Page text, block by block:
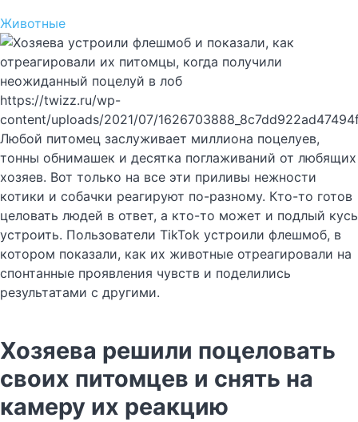
Животные
https://twizz.ru/wp-
content/uploads/2021/07/
Любой питомец заслуживает миллиона поцелуев,
тонны обнимашек и десятка поглаживаний от любящих
хозяев. Вот только на все эти приливы нежности
котики и собачки реагируют по-разному. Кто-то готов
целовать людей в ответ, а кто-то может и подлый кусь
устроить. Пользователи TikTok устроили флешмоб, в
котором показали, как их животные отреагировали на
спонтанные проявления чувств и поделились
результатами с другими.
Хозяева решили поцеловать
своих питомцев и снять на
камеру их реакцию